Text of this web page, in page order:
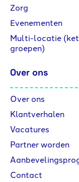
Zorg
Evenementen
Multi-locatie
groepen)
Over ons
Over ons
Klantverhalen
Vacatures
Partner worden
Contact